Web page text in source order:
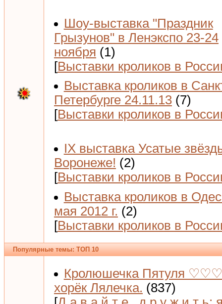
Шоу-выставка "Праздник
Грызунов" в Ленэкспо 23-24
ноября (1)
[Выставки кроликов в
Выставка кроликов в
Петербурге 24.11.13 (7)
[Выставки кроликов в
IX выставка Усатые
Воронеже! (2)
[Выставки кроликов в
Выставка кроликов в
мая 2012 г. (2)
[Выставки кроликов в
Популярные темы: ТОП 10
Кролюшечка Пятуля
хорёк Лялечка. (837)